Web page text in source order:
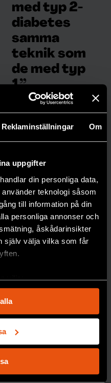
Reklaminställningar Om
uppgifter
din personliga data,
teknologi såsom
till information på din
personliga annonser och
åskådarinsikter
själv välja vilka som får
vilja:
på upp till flera meter
att aktivt skanna den
uppgifter
med typ 2-
diabetes
samma
teknik som
de med typ
1”
Att de
inte
erbjuds
löpand
g av
blodso
cker
blir
dyrare i
längde
forskar
Jendle.